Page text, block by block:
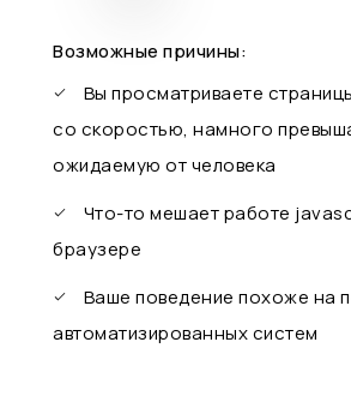
Возможные причины:
Вы просматриваете
со скоростью, намного
ожидаемую от человека
Что-то мешает работе
браузере
Ваше поведение похоже на
автоматизированных систем